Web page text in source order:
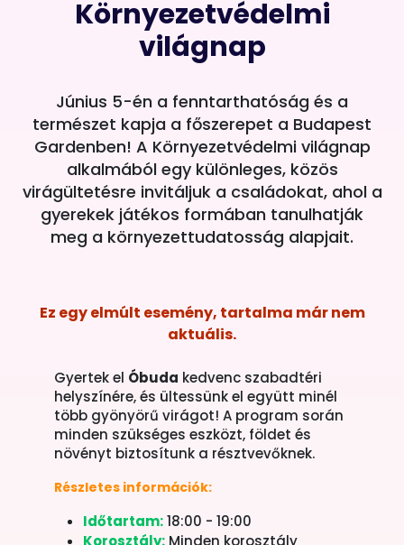
Környezetvédelmi
világnap
Június 5-én a fenntarthatóság és a
természet kapja a főszerepet a Budapest
Gardenben! A Környezetvédelmi világnap
alkalmából egy különleges, közös
virágültetésre invitáljuk a családokat, ahol a
gyerekek játékos formában tanulhatják
meg a környezettudatosság alapjait.
Ez egy elmúlt esemény, tartalma már nem
aktuális.
Gyertek el Óbuda kedvenc szabadtéri
helyszínére, és ültessünk el együtt minél
több gyönyörű virágot! A program során
minden szükséges eszközt, földet és
növényt biztosítunk a résztvevőknek.
Részletes információk:
Időtartam:18:00 - 19:00
Korosztály: Minden korosztály